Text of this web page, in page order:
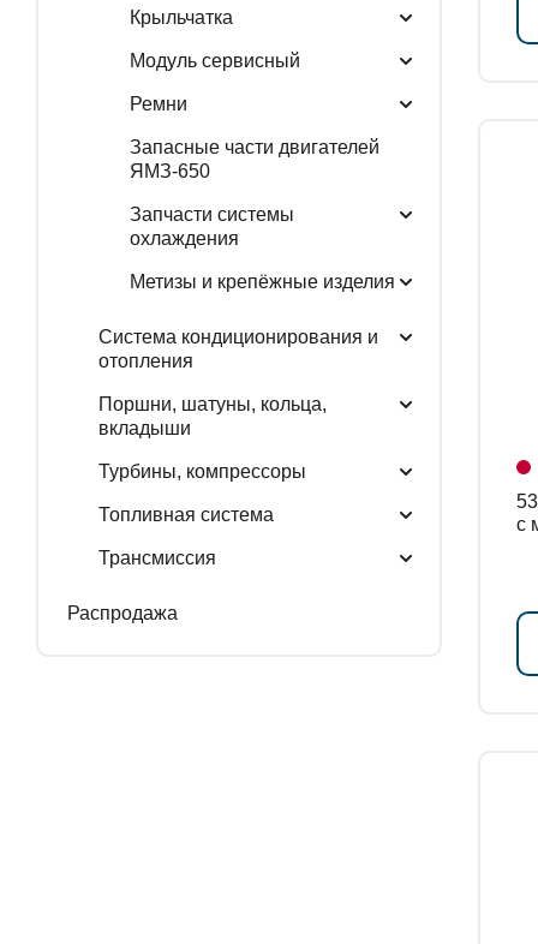
Крыльчатка
Модуль сервисный
Ремни
Запасные части двигателей
ЯМЗ-650
Запчасти системы
охлаждения
Метизы и крепёжные изделия
Система кондиционирования и
отопления
Поршни, шатуны, кольца,
вкладыши
Турбины, компрессоры
Топливная система
Трансмиссия
Распродажа
с